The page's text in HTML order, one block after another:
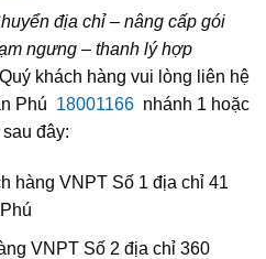
địa chỉ – nâng cấp gói
ngưng – thanh lý hợp
khách hàng vui lòng liên hệ
Phú 18001166 nhánh 1 hoặc
đây:
hàng VNPT Số 1 địa chỉ 41
VNPT Số 2 địa chỉ 360